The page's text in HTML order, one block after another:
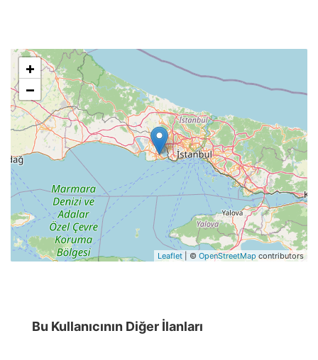
+
−
Leaflet | © OpenStreetMapcontributors
Bu Kullanıcının Diğer İlanları